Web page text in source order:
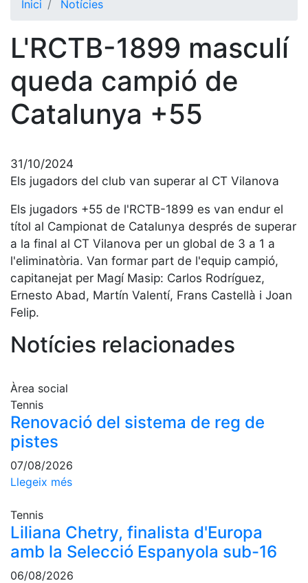
Història
La nostra
història
Cronologia
Presidents
Junta
directiva
Comissions
i comités
Estructura
executiva
Fundació
Serveis
Instal·lacions
Preguntes
(FAQs)
Treballa amb
nosaltres
Àrea esportiva
Tennis
tennis
Next Gen
Palmarès
equips
Inici Notícies
L'RCTB-1899 masculí
queda campió de
Catalunya +55
31/10/2024
Els jugadors del club van superar al CT Vilanova
Els jugadors +55 de l'RCTB-1899 es van endur el
títol al Campionat de Catalunya després de superar
a la final al CT Vilanova per un global de 3 a 1 a
l'eliminatòria. Van formar part de l'equip campió,
capitanejat per Magí Masip: Carlos Rodríguez,
Ernesto Abad, Martín Valentí, Frans Castellà i Joan
Felip.
Notícies relacionades
Àrea social
Tennis
Renovació del sistema de reg de
pistes
07/08/2026
Llegeix més
Tennis
Liliana Chetry, finalista d'Europa
amb la Selecció Espanyola sub-16
06/08/2026